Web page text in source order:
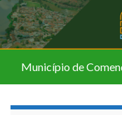
Município de